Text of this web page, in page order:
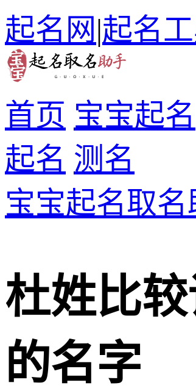
起名网|起名
首页 宝宝起名
起名 测名
宝宝起名取名
杜姓比
的名字